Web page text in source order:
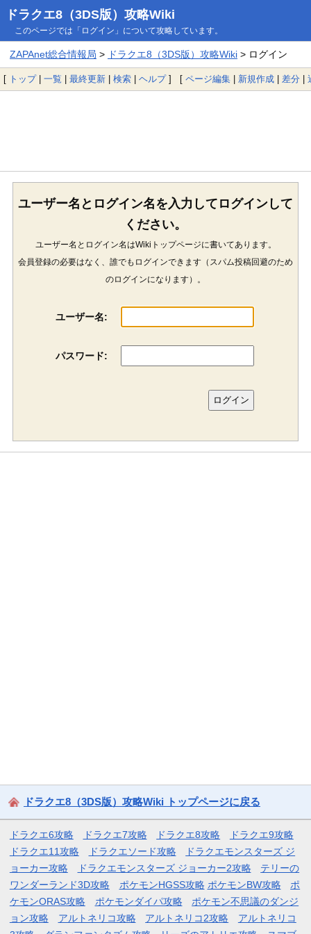
ドラクエ8（3DS版）攻略Wiki
このページでは「ログイン」について攻略しています。
ZAPAnet総合情報局 > ドラクエ8（3DS版）攻略Wiki> ログイン
[ トップ| 一覧 | 最終更新 | 検索 | ヘルプ] [ ページ編集 | 新規作成 | 差分 |
ユーザー名とログイン名を入力してログインして
ください。
ユーザー名とログイン名はWikiトップページに書いてあります。
会員登録の必要はなく、誰でもログインできます（スパム投稿回避のため
のログインになります）。
ユーザー名:
パスワード:
ドラクエ8（3DS版）攻略Wiki トップページに戻る
ドラクエ6攻略 ドラクエ7攻略 ドラクエ8攻略
ドラクエ9攻略
ドラクエ11攻略
ドラクエソード攻略
ドラクエモンスターズ ジ
ョーカー攻略
ドラクエモンスターズ ジョーカー2攻略
テリーの
ワンダーランド3D攻略
ポケモンHGSS攻略 ポケモンBW攻略
ポ
ケモンORAS攻略
ポケモンダイパ攻略
ポケモン不思議のダンジ
ョン攻略
アルトネリコ攻略 アルトネリコ2攻略
アルトネリコ